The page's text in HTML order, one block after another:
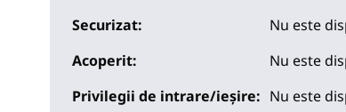
Securizat:
Nu este
Acoperit:
Nu este
Privilegii de intrare/ieșire: Nu este